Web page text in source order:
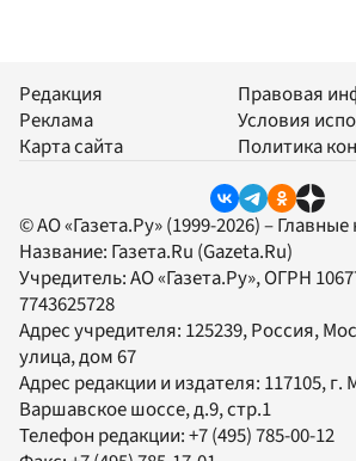
Редакция
Реклама
Карта сайта
Правовая
Условия
Политика
© АО «Газета.Ру» (1999-2026) –
Название: Газета.Ru (Gazeta.Ru)
Учредитель:АО «Газета.Ру», ОГРН
7743625728
Адрес учредителя: 125239, Россия,
улица, дом 67
Адрес редакции и издателя: 117105, г.
Варшавское шоссе, д.9, стр.1
Телефон редакции:+7 (495) 785-00-12